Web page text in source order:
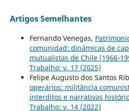
Artigos Semelhantes
Fernando Venegas,
comunidad: dinámicas de
mutualistas de Chile (1966-
Trabalho: v. 17 (2025)
Felipe Augusto dos Santos
operários: militância
interditos e narrativas
Trabalho: v. 14 (2022)